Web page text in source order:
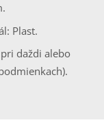
Plast.
daždi alebo